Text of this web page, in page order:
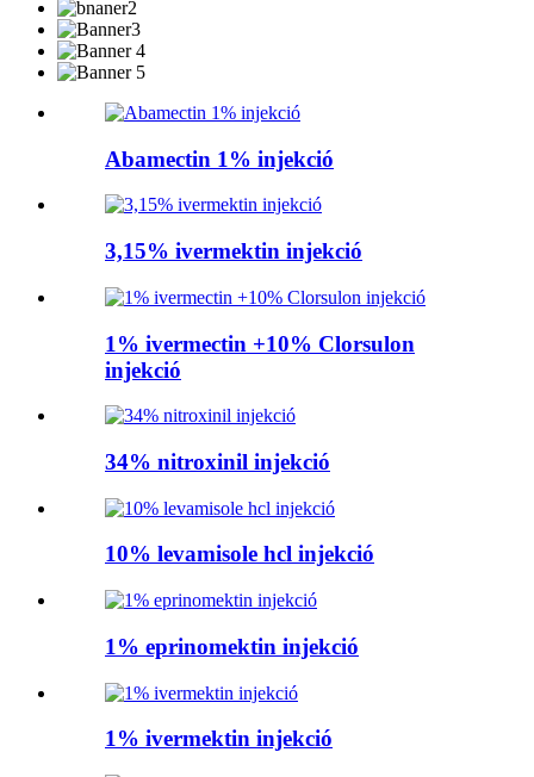
Abamectin 1% injekció
3,15% ivermektin injekció
1% ivermectin +10% Clorsulon
injekció
34% nitroxinil injekció
10% levamisole hcl injekció
1% eprinomektin injekció
1% ivermektin injekció